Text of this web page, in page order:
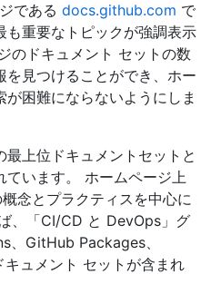
である docs.github.com で
も重要なトピックが強調表示
のドキュメント セットの数
を見つけることができ、ホー
困難にならないようにしま
上位ドキュメントセットと
ています。 ホームページ上
念とプラクティスを中心に
、「CI/CD と DevOps」グ
、GitHub Packages、
ュメント セットが含まれ